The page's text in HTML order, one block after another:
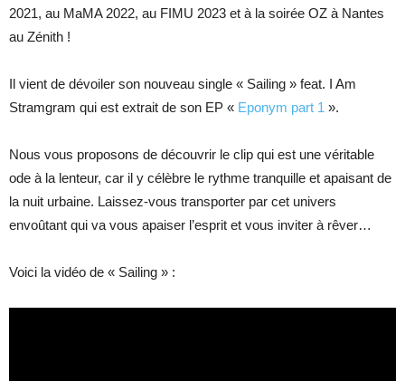
2021, au MaMA 2022, au FIMU 2023 et à la soirée OZ à Nantes
au Zénith !
Il vient de dévoiler son nouveau single « Sailing » feat. I Am
Stramgram qui est extrait de son EP « Eponym part 1 ».
Nous vous proposons de découvrir le clip qui est une véritable
ode à la lenteur, car il y célèbre le rythme tranquille et apaisant de
la nuit urbaine. Laissez-vous transporter par cet univers
envoûtant qui va vous apaiser l’esprit et vous inviter à rêver…
Voici la vidéo de « Sailing » :